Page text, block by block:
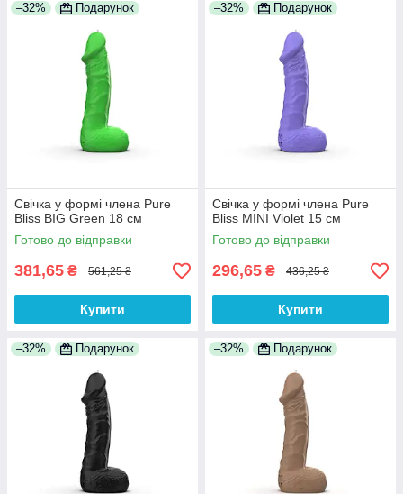
–32% Подарунок
Свічка у формі члена Pure
Bliss BIG Green 18 см
Готово до відправки
381,65 ₴ 561,25 ₴
Купити
–32% Подарунок
Свічка у формі члена Pure
Bliss MINI Violet 15 см
Готово до відправки
296,65 ₴ 436,25 ₴
Купити
–32% Подарунок –32% Подарунок